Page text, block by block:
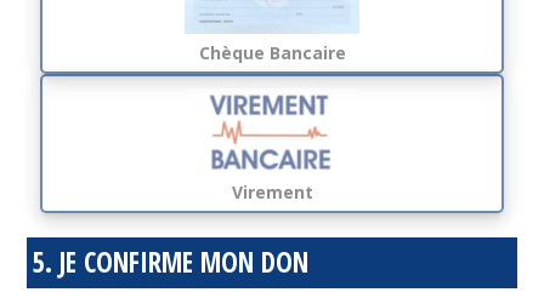
Chèque Bancaire
Virement
5. JE CONFIRME MON DON